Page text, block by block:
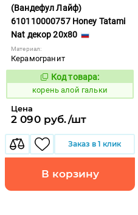
(Вандефул Лайф)
610110000757 Honey Tatami
Nat декор 20x80
Материал:
Керамогранит
781390
Код товара:
корень алой гальки
Цена
2 090 руб./шт
Заказ в 1 клик
В корзину